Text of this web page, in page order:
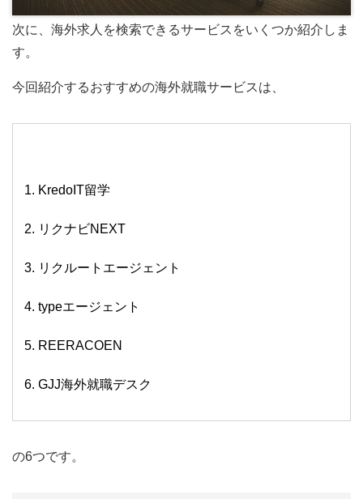
次に、海外求人を検索できるサービスをいくつか紹介しま
す。
今回紹介するおすすめの海外就職サービスは、
KredoIT留学
リクナビNEXT
リクルートエージェント
typeエージェント
REERACOEN
GJJ海外就職デスク
の6つです。